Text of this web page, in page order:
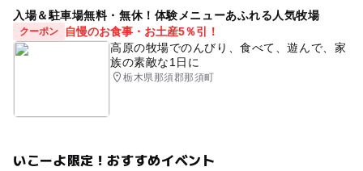
入場＆駐車場無料・無休！体験メニューあふれる人気牧場
クーポン
自慢のお食事・お土産5％引！
高原の牧場でのんびり、食べて、遊んで、家
族の素敵な1日に
栃木県那須郡那須町
いこーよ限定！おすすめイベント